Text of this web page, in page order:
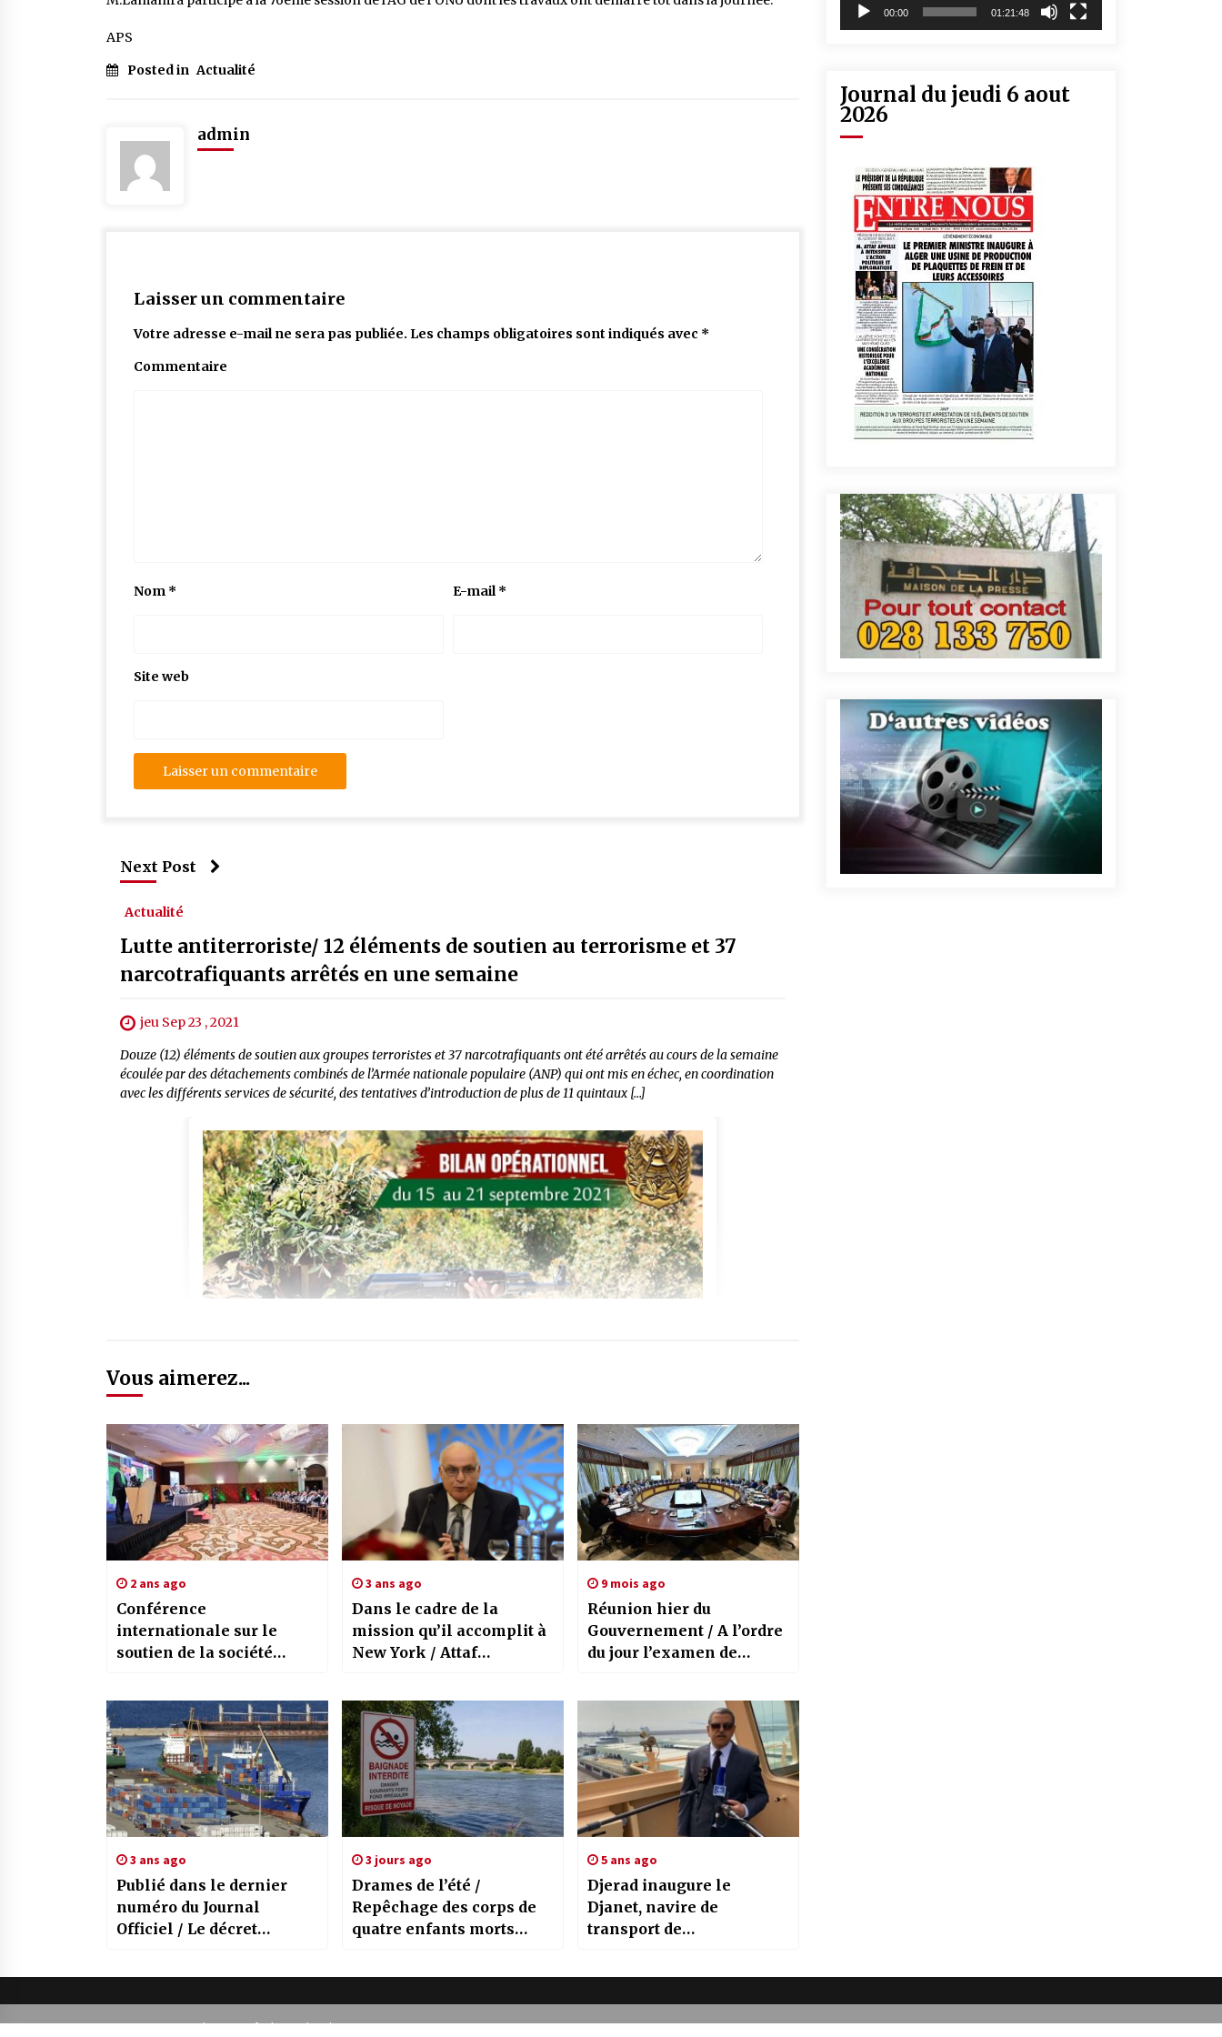
APS
Posted in Actualité
admin
Laisser un commentaire
Votre adresse e-mail ne sera pas publiée. Les champs obligatoires sont indiqués avec *
Commentaire
Nom * E-mail*
Site web
Next Post
Actualité
Lutte antiterroriste/ 12 éléments de soutien au terrorisme et 37
narcotrafiquants arrêtés en une semaine
jeu Sep 23 , 2021
Douze (12) éléments de soutien aux groupes terroristes et 37 narcotrafiquants ont été arrêtés au cours de la semaine
écoulée par des détachements combinés de l’Armée nationale populaire (ANP) qui ont mis en échec, en coordination
avec les différents services de sécurité, des tentatives d’introduction de plus de 11 quintaux […]
Vous aimerez...
2 ans ago
Conférence
internationale sur le
soutien de la société
palestinienne / Appel à
la création d’une ligue
juridique internationale
pour la Palestine
3 ans ago
Dans le cadre de la
mission qu’il accomplit à
New York / Attaf
avec nombre de ses
homologues
9 mois ago
Réunion hier du
Gouvernement / A l’ordre
du jour l’examen de
exécutifs et des
communications relatifs
à plusieurs secteurs
3 ans ago
Publié dans le dernier
numéro du Journal
Officiel / Le décret
création du Haut Conseil
3 jours ago
Drames de l’été /
Repêchage des corps de
quatre enfants morts
d’eau
5 ans ago
Djerad inaugure le
Djanet, navire de
transport de
00:00 01:21:48
Journal du jeudi 6 aout
2026
Entre Nous 2021 Theme: Default Mag byThemeInWP